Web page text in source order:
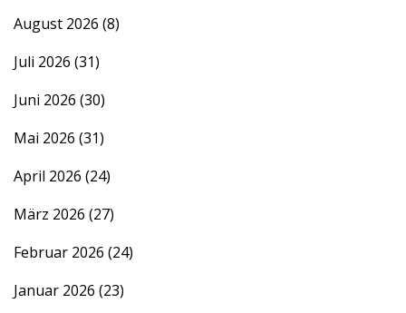
August 2026 (8)
Juli 2026 (31)
Juni 2026 (30)
Mai 2026 (31)
April 2026 (24)
März 2026 (27)
Februar 2026 (24)
Januar 2026 (23)